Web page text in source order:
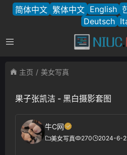
简体中文 繁体中文 English
Deutsch
主页 美女写真
果子张凯洁 - 黑白摄影套图
牛C网
美女写真 270 2024-6-